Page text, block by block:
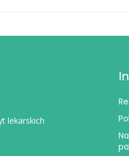
lekarskich